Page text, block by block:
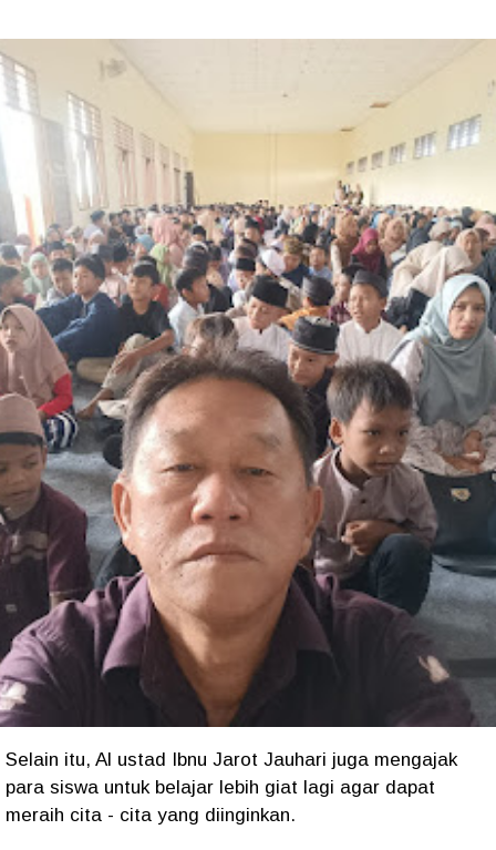
Selain itu, Al ustad Ibnu Jarot Jauhari juga mengajak
para siswa untuk belajar lebih giat lagi agar dapat
meraih cita - cita yang diinginkan.